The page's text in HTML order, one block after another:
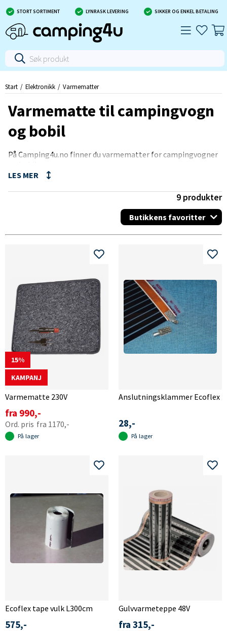
STORT SORTIMENT LYNRASK LEVERING SIKKER OG ENKEL BETALING
Start Elektronikk Varmematter
Varmematte til campingvogn
og bobil
På Camping4u.no finner du varmematter for campingvogner
Vi selger varmemetter og kupematter for drift med 12V, 230V
9 produkter
Butikkens favoritter
15
KAMPANJ
Varmematte 230V
fra 990,-
fra 1170,-
På lager
Anslutningsklammer Ecoflex
28,-
På lager
Ecoflex tape vulk L300cm
575,-
Gulvvarmeteppe 48V
fra 315,-